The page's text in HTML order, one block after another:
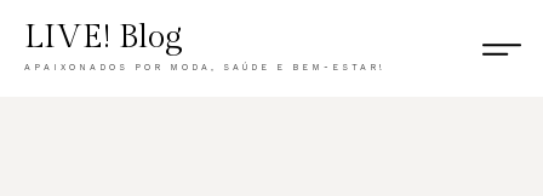
LIVE! Blog
APAIXONADOS POR MODA, SAÚDE E BEM-ESTAR!